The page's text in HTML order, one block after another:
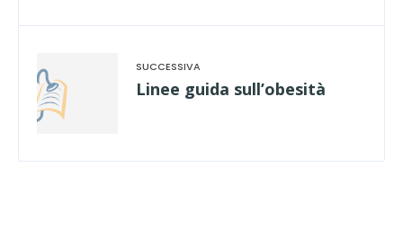
Linee guida sull’obesità